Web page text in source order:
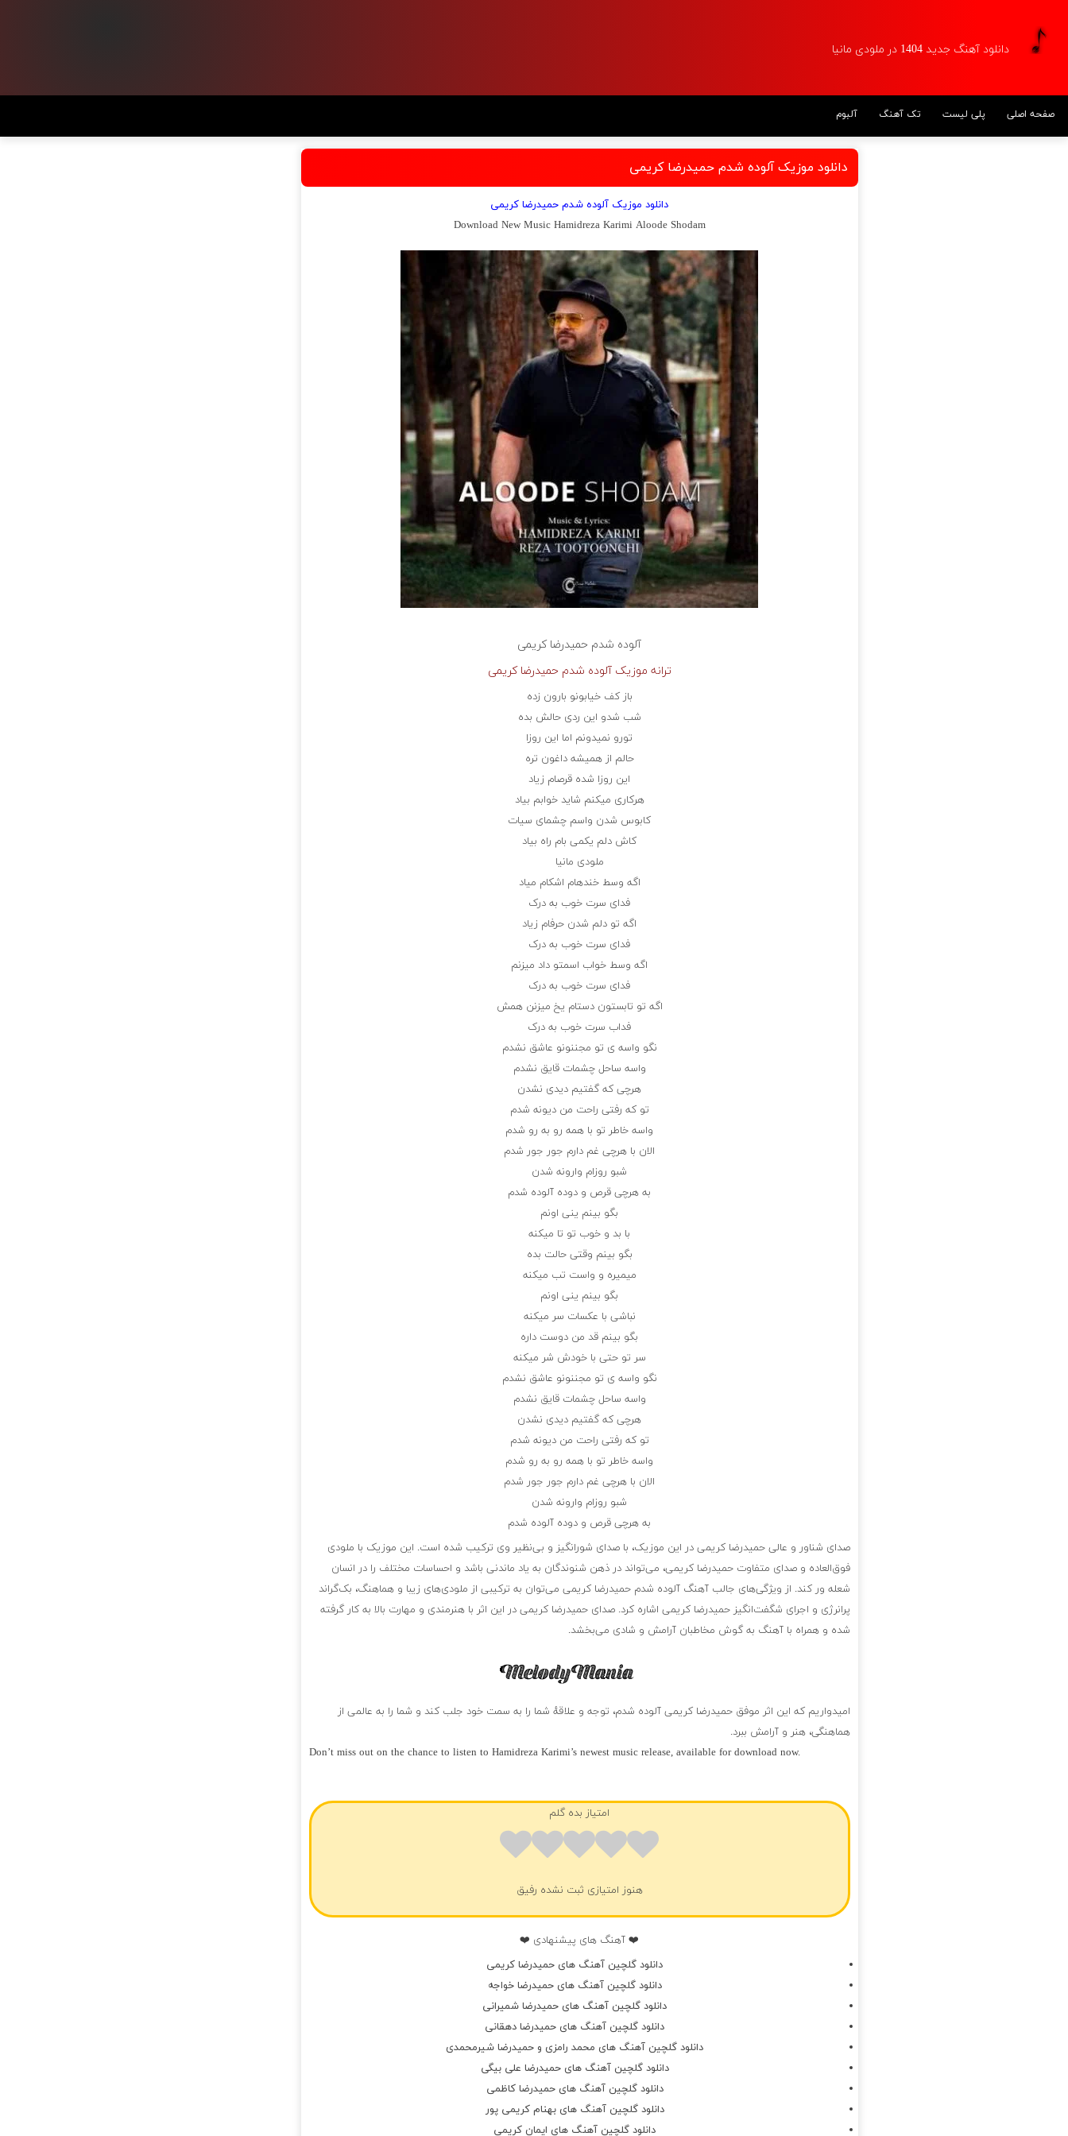
دانلود آهنگ جدید 1404 در ملودی مانیا
صفحه اصلی پلی لیست تک آهنگ آلبوم
دانلود موزیک آلوده شدم حمیدرضا کریمی
دانلود موزیک آلوده شدم حمیدرضا کریمی
Download New Music Hamidreza Karimi Aloode Shodam
آلوده شدم حمیدرضا کریمی
ترانه موزیک آلوده شدم حمیدرضا کریمی
باز کف خیابونو بارون زده
شب شدو این ردی حالش بده
تورو نمیدونم اما این روزا
حالم از همیشه داغون تره
این روزا شده قرصام زیاد
هرکاری میکنم شاید خوابم بیاد
کابوس شدن واسم چشمای سیات
کاش دلم یکمی بام راه بیاد
ملودی مانیا
اگه وسط خندهام اشکام میاد
فدای سرت خوب به درک
اگه تو دلم شدن حرفام زیاد
فدای سرت خوب به درک
اگه وسط خواب اسمتو داد میزنم
فدای سرت خوب به درک
اگه تو تابستون دستام یخ میزنن همش
فداب سرت خوب به درک
نگو واسه ی تو مجننونو عاشق نشدم
واسه ساحل چشمات قایق نشدم
هرچی که گفتیم دیدی نشدن
تو که رفتی راحت من دیونه شدم
واسه خاطر تو با همه رو به رو شدم
الان با هرچی غم دارم جور جور شدم
شبو روزام وارونه شدن
به هرچی قرص و دوده آلوده شدم
بگو بینم ینی اونم
با بد و خوب تو تا میکنه
بگو بینم وقتی حالت بده
میمیره و واست تب میکنه
بگو بینم ینی اونم
نباشی با عکسات سر میکنه
بگو بینم قد من دوست داره
سر تو حتی با خودش شر میکنه
نگو واسه ی تو مجننونو عاشق نشدم
واسه ساحل چشمات قایق نشدم
هرچی که گفتیم دیدی نشدن
تو که رفتی راحت من دیونه شدم
واسه خاطر تو با همه رو به رو شدم
الان با هرچی غم دارم جور جور شدم
شبو روزام وارونه شدن
به هرچی قرص و دوده آلوده شدم
صدای شناور و عالی حمیدرضا کریمی در این موزیک، با صدای شورانگیز و بی‌نظیر وی ترکیب شده است. این موزیک با ملودی
فوق‌العاده و صدای متفاوت حمیدرضا کریمی، می‌تواند در ذهن شنوندگان به یاد ماندنی باشد و احساسات مختلف را در انسان
شعله ور کند. از ویژگی‌های جالب آهنگ آلوده شدم حمیدرضا کریمی می‌توان به ترکیبی از ملودی‌های زیبا و هماهنگ، بک‌گراند
پرانرژی و اجرای شگفت‌انگیز حمیدرضا کریمی اشاره کرد. صدای حمیدرضا کریمی در این اثر با هنرمندی و مهارت بالا به کار گرفته
شده و همراه با آهنگ به گوش مخاطبان آرامش و شادی می‌بخشد.
امیدواریم که این اثر موفق حمیدرضا کریمی آلوده شدم، توجه و علاقهٔ شما را به سمت خود جلب کند و شما را به عالمی از
هماهنگی، هنر و آرامش ببرد.
Don’t miss out on the chance to listen to Hamidreza Karimi’s newest music release, available for download now.
امتیاز بده گلم
هنوز امتیازی ثبت نشده رفیق
❤️ آهنگ های پیشنهادی ❤️
دانلود گلچین آهنگ های حمیدرضا کریمی
دانلود گلچین آهنگ های حمیدرضا خواجه
دانلود گلچین آهنگ های حمیدرضا شمیرانی
دانلود گلچین آهنگ های حمیدرضا دهقانی
دانلود گلچین آهنگ های محمد رامزی و حمیدرضا شیرمحمدی
دانلود گلچین آهنگ های حمیدرضا علی بیگی
دانلود گلچین آهنگ های حمیدرضا کاظمی
دانلود گلچین آهنگ های بهنام کریمی پور
دانلود گلچین آهنگ های ایمان کریمی